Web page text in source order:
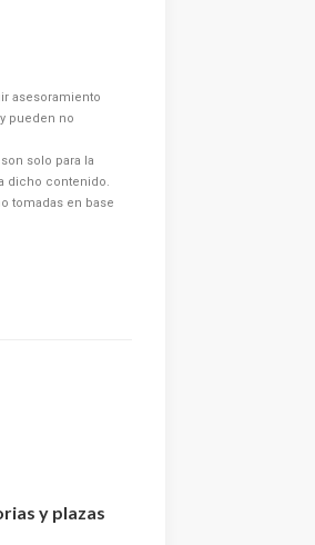
asesoramiento
pueden no
solo para la
dicho contenido.
tomadas en base
y plazas